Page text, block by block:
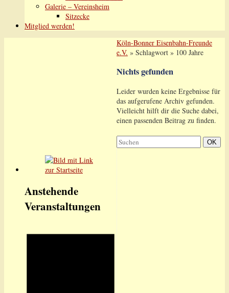
Galerie – Vereinsheim
Sitzecke
Mitglied werden!
Köln-Bonner Eisenbahn-Freunde
e.V. » Schlagwort » 100 Jahre
Nichts gefunden
Leider wurden keine Ergebnisse für
das aufgerufene Archiv gefunden.
Vielleicht hilft dir die Suche dabei,
einen passenden Beitrag zu finden.
Suchen
nach:
Suchen
OK
Anstehende
Veranstaltungen